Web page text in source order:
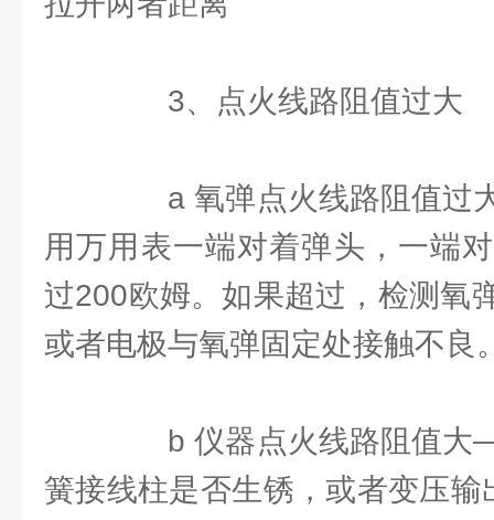
3、点火线路阻值过大
a 氧弹点火线路阻值过
用万用表一端对着弹头，一端
过200欧姆。如果超过，检测氧
或者电极与氧弹固定处接触不良
b 仪器点火线路阻值大
簧接线柱是否生锈，或者变压